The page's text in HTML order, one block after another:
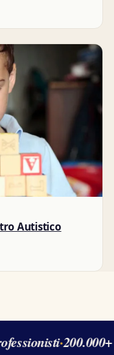
Autistico
·200.000+